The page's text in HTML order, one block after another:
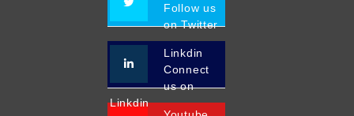
Follow us
on Twitter
Linkdin
Connect
us on
Linkdin